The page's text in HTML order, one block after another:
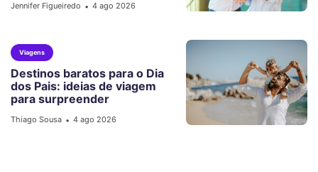
Jennifer Figueiredo • 4 ago 2026
Viagens
Destinos baratos para o Dia
dos Pais: ideias de viagem
para surpreender
Thiago Sousa • 4 ago 2026